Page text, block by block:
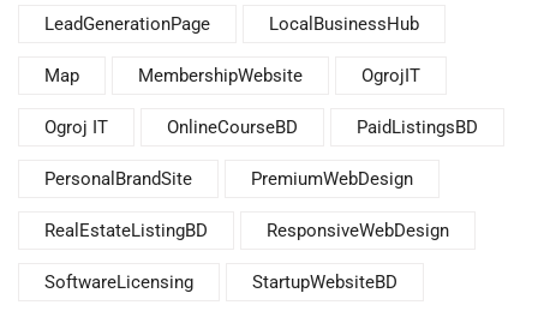
LeadGenerationPage LocalBusinessHub
Map MembershipWebsite OgrojIT
Ogroj IT OnlineCourseBD PaidListingsBD
PersonalBrandSite PremiumWebDesign
RealEstateListingBD ResponsiveWebDesign
SoftwareLicensing StartupWebsiteBD